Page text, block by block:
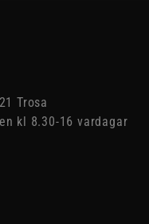
Trosa
kl 8.30-16 vardagar